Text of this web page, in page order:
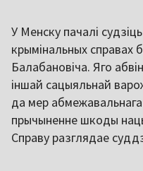
У Менску пачалі
крымінальных справах
Балабановіча. Яго
іншай сацыяльнай
да мер абмежавальнага
прычыненне шкоды
Справу разглядае